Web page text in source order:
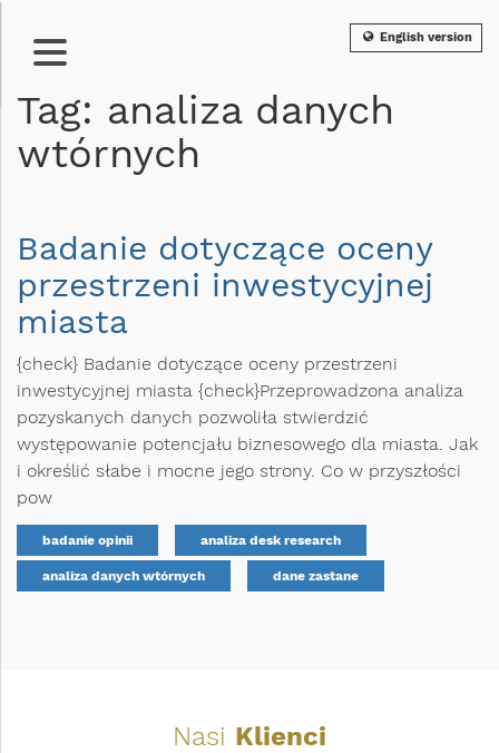
Tag: analiza danych
wtórnych
Badanie dotyczące oceny
przestrzeni inwestycyjnej
miasta
{check} Badanie dotyczące oceny przestrzeni
inwestycyjnej miasta {check}Przeprowadzona analiza
pozyskanych danych pozwoliła stwierdzić
występowanie potencjału biznesowego dla miasta. Jak
i określić słabe i mocne jego strony. Co w przyszłości
pow
badanie opinii analiza desk research
analiza danych wtórnych dane zastane
Nasi Klienci
English version